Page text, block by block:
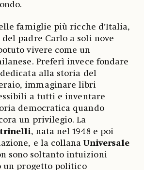
famiglie più ricche d’Italia,
padre Carlo a soli nove
vivere come un
Preferì invece fondare
alla storia del
immaginare libri
a tutti e inventare
democratica quando
un privilegio. La
, nata nel 1948 e poi
e la collana Universale
sono soltanto intuizioni
un progetto politico